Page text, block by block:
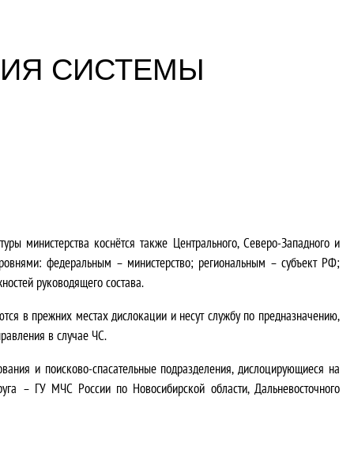
СИСТЕМЫ
министерства коснётся также Центрального, Северо-Западного и
федеральным – министерство; региональным – субъект РФ;
руководящего состава.
в прежних местах дислокации и несут службу по предназначению,
в случае ЧС.
и поисково-спасательные подразделения, дислоцирующиеся на
– ГУ МЧС России по Новосибирской области, Дальневосточного